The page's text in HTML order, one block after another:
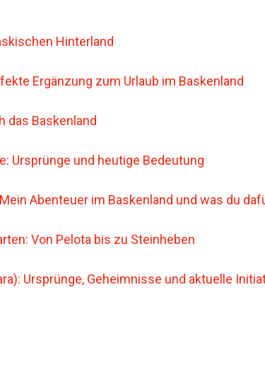
Hinterland
Ergänzung zum Urlaub im Baskenland
das Baskenland
Ursprünge und heutige Bedeutung
Abenteuer im Baskenland und was du
Von Pelota bis zu Steinheben
Ursprünge, Geheimnisse und aktuelle